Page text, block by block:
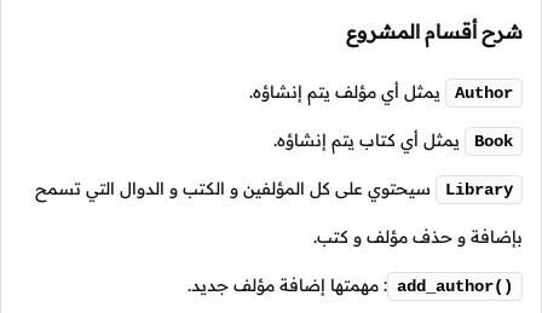
شرح أقسام المشروع
Author يمثل أي مؤلف يتم إنشاؤه.
Book يمثل أي كتاب يتم إنشاؤه.
Library سيحتوي على كل المؤلفين و الكتب و الدوال التي تسمح
بإضافة و حذف مؤلف و كتب.
add_author() : مهمتها إضافة مؤلف جديد.